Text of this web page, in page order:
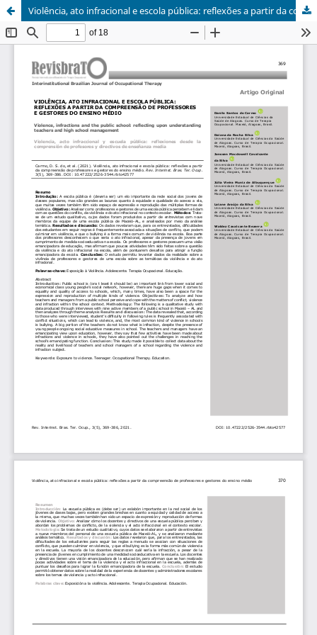
Violência, ato infracional e escola pública: reflexões a partir da compreensão de professores e gestores do ensino médio/ Violence, infractions and the public school: reflecting upon understanding teachers and high school management